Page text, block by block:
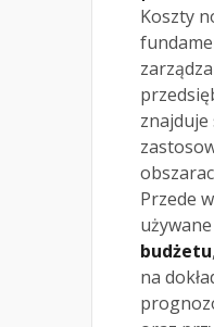
Koszty
Przede
budżetu
na